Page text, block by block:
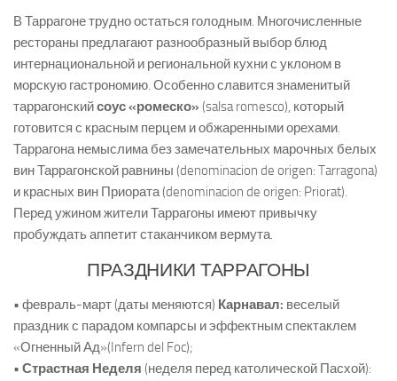
В Таррагоне трудно остаться голодным. Многочисленные
рестораны предлагают разнообразный выбор блюд
интернациональной и региональной кухни с уклоном в
морскую гастрономию. Особенно славится знаменитый
таррагонскийсоус «ромеско» (salsa romesco), который
готовится с красным перцем и обжаренными орехами.
Таррагона немыслима без замечательных марочных белых
вин Таррагонской равнины (denominacion de origen: Tarragona)
и красных вин Приората (denominacion de origen: Priorat).
Перед ужином жители Таррагоны имеют привычку
пробуждать аппетит стаканчиком вермута.
ПРАЗДНИКИ ТАРРАГОНЫ
• февраль-март (даты меняются) Карнавал: веселый
праздник с парадом компарсы и эффектным спектаклем
«Огненный Ад»(Infern del Foc);
• Страстная Неделя (неделя перед католической Пасхой):